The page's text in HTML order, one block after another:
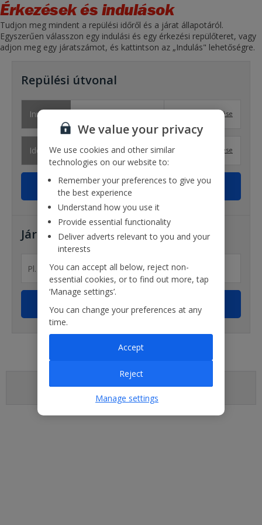
Érkezések és indulások
Tudjon meg mindent a repülési időről és a járat állapotáról.
Egyszerűen válasszon egy indulási és egy érkezési repülőteret, vagy
adjon meg egy járatszámot, és kattintson az „Indulás" lehetőségre.
Repülési útvonal
Innen: Lista megjelenítése
Ide: Lista megjelenítése
Járatszám
We value your privacy
We use cookies and other similar
technologies on our website to:
Remember your preferences to give you
the best experience
Understand how you use it
Provide essential functionality
Deliver adverts relevant to you and your
interests
You can accept all below, reject non-
essential cookies, or to find out more, tap
‘Manage settings’.
You can change your preferences at any
time.
Manage settings
Reject
Accept